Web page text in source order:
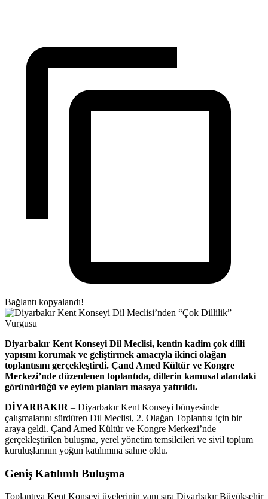
Bağlantı kopyalandı!
Diyarbakır Kent Konseyi Dil Meclisi, kentin kadim çok dilli
yapısını korumak ve geliştirmek amacıyla ikinci olağan
toplantısını gerçekleştirdi. Çand Amed Kültür ve Kongre
Merkezi’nde düzenlenen toplantıda, dillerin kamusal alandaki
görünürlüğü ve eylem planları masaya yatırıldı.
DİYARBAKIR – Diyarbakır Kent Konseyi bünyesinde
çalışmalarını sürdüren Dil Meclisi, 2. Olağan Toplantısı için bir
araya geldi. Çand Amed Kültür ve Kongre Merkezi’nde
gerçekleştirilen buluşma, yerel yönetim temsilcileri ve sivil toplum
kuruluşlarının yoğun katılımına sahne oldu.
Geniş Katılımlı Buluşma
Toplantıya Kent Konseyi üyelerinin yanı sıra Diyarbakır Büyükşehir